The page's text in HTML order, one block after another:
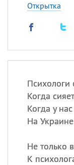
Открытка
Психологи
Когда
Когда у
На
Не только
К